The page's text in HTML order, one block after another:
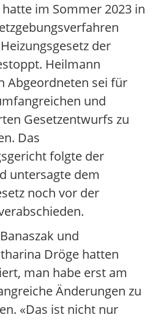
im Sommer 2023 in
der
Heilmann
Abgeordneten sei für
und
Gesetzentwurfs zu
Das
folgte der
untersagte dem
noch vor der
und
Dröge hatten
man habe erst am
Änderungen zu
«Das ist nicht nur